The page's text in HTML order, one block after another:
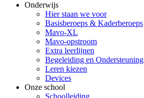
Onderwijs
Hier staan we voor
Basisberoeps & Kaderberoeps
Mavo-XL
Mavo-opstroom
Extra leerlijnen
Begeleiding en Ondersteuning
Leren kiezen
Devices
Onze school
Schoolleiding